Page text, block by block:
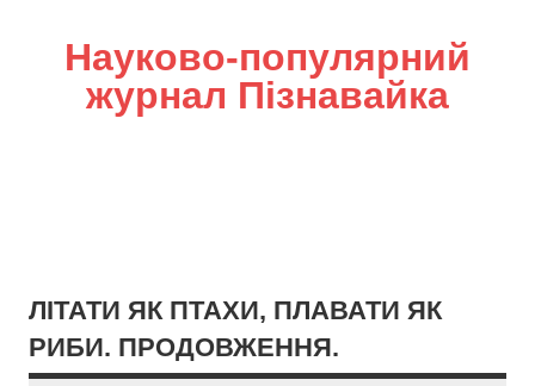
Науково-популярний
журнал Пізнавайка
ЛІТАТИ ЯК ПТАХИ, ПЛАВАТИ ЯК
РИБИ. ПРОДОВЖЕННЯ.